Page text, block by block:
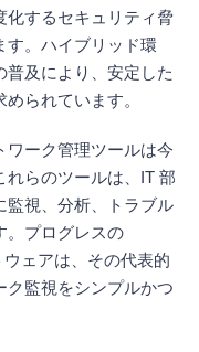
化するセキュリティ脅
す。ハイブリッド環
及により、安定した
られています。
ワーク管理ツールは今
れらのツールは、IT 部
監視、分析、トラブル
。プログレスの
ェアは、その代表的
ク監視をシンプルかつ